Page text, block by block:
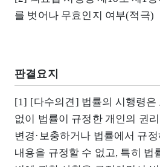
를 벗어나 무효인지 여부(적극)
판결요지
[1] [다수의견] 법률의 시행령은
없이 법률이 규정한 개인의 권
변경·보충하거나 법률에서 규
내용을 규정할 수 없고, 특히 법